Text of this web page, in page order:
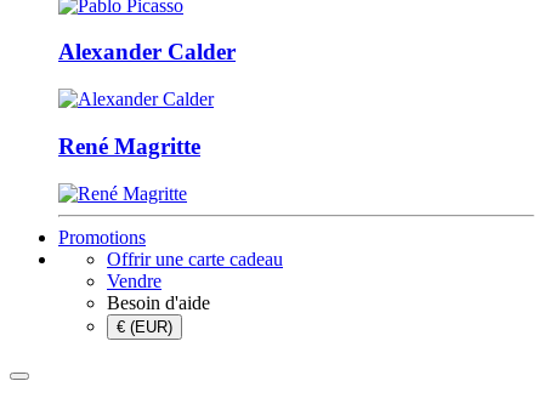
Alexander Calder
René Magritte
Promotions
Offrir une carte cadeau
Vendre
Besoin d'aide
€ (EUR)